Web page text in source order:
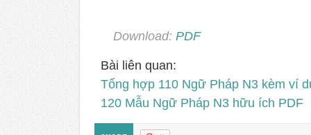
Download: PDF
Bài liên quan:
Tổng hợp 110 Ngữ Pháp N3 kèm ví
120 Mẫu Ngữ Pháp N3 hữu ích PDF